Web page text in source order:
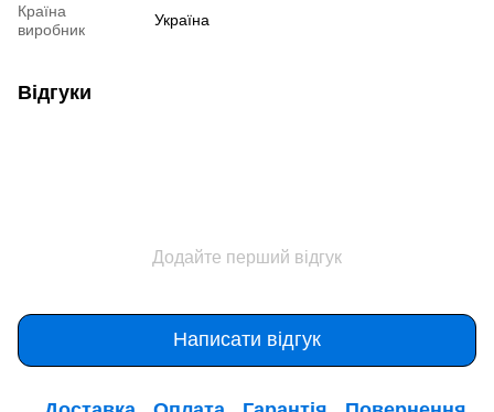
Країна
виробник
Україна
Відгуки
Додайте перший відгук
Написати відгук